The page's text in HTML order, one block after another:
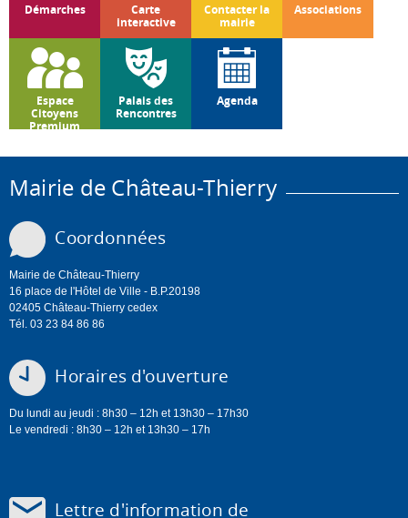
Démarches
Carte
interactive
Contacter la
mairie
Associations
Espace
Citoyens
Premium
Palais des
Rencontres
Agenda
Mairie de Château-Thierry
Coordonnées
Mairie de Château-Thierry
16 place de l'Hôtel de Ville - B.P.20198
02405 Château-Thierry cedex
Tél. 03 23 84 86 86
Horaires d'ouverture
Du lundi au jeudi : 8h30 – 12h et 13h30 – 17h30
Le vendredi : 8h30 – 12h et 13h30 – 17h
Lettre d'information de